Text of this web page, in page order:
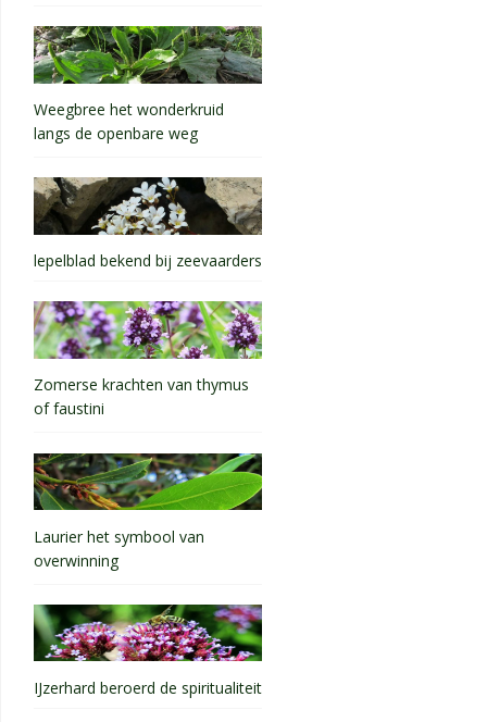
Weegbree het wonderkruid
langs de openbare weg
lepelblad bekend bij zeevaarders
Zomerse krachten van thymus
of faustini
Laurier het symbool van
overwinning
IJzerhard beroerd de spiritualiteit